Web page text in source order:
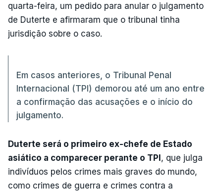
quarta-feira, um pedido para anular o julgamento
de Duterte e afirmaram que o tribunal tinha
jurisdição sobre o caso.
Em casos anteriores, o Tribunal Penal
Internacional (TPI) demorou até um ano entre
a confirmação das acusações e o início do
julgamento.
Duterte será o primeiro ex-chefe de Estado
asiático a comparecer perante o TPI, que julga
indivíduos pelos crimes mais graves do mundo,
como crimes de guerra e crimes contra a